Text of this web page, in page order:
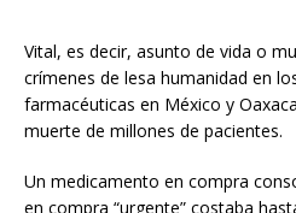
Vital, es decir, asunto de vida o
crímenes de lesa humanidad en
farmacéuticas en México y
muerte de millones de pacientes.
Un medicamento en compra
en compra “urgente” costaba